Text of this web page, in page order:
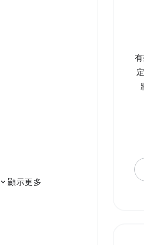
expand_more顯示更多